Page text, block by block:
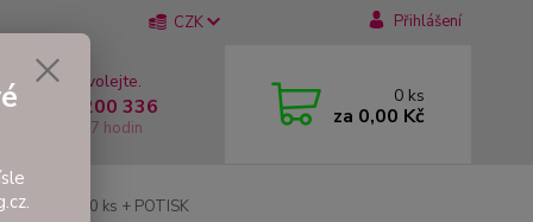
CZK Přihlášení
si rady? Zavolejte.
737 200 336
Pátek: 8 - 17 hodin
0 ks
za 0,00 Kč
20 ks + POTISK